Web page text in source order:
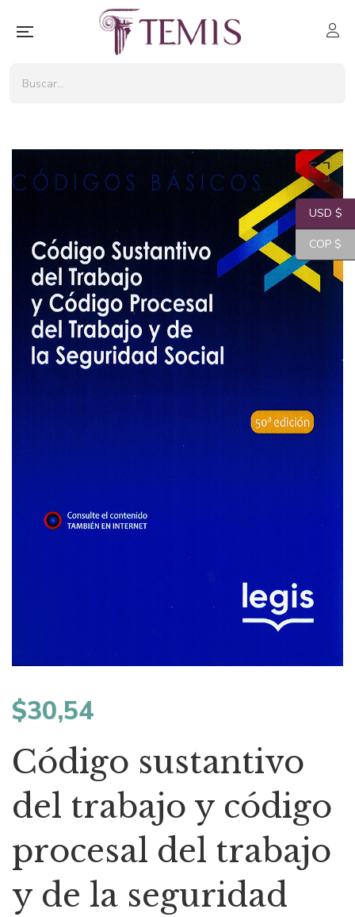
$30,54
Código sustantivo
del trabajo y código
procesal del trabajo
y de la seguridad
USD $
COP $